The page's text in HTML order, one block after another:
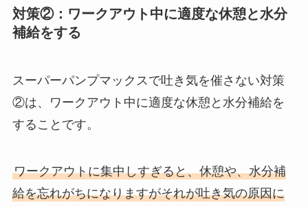
対策②：ワークアウト中に適度な休憩と水分
補給をする
スーパーパンプマックスで吐き気を催さない対策
②は、ワークアウト中に適度な休憩と水分補給を
することです。
ワークアウトに集中しすぎると、休憩や、水分補
給を忘れがちになりますがそれが吐き気の原因に